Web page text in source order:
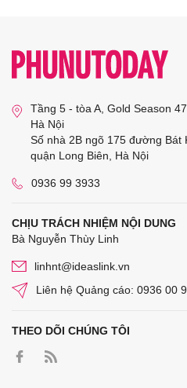
Tầng 5 - tòa A, Gold Season
Hà Nội
Số nhà 2B ngõ 175 đường Bát
quận Long Biên, Hà Nội
0936 99 3933
CHỊU TRÁCH NHIỆM NỘI DUNG
Bà Nguyễn Thùy Linh
linhnt@ideaslink.vn
Liên hệ Quảng cáo: 0936 00
THEO DÕI CHÚNG TÔI